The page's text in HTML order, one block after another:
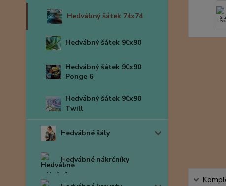
Hedvábný šátek 74x74
Hedvábný šátek 90x90
Hedvábný šátek 90x90
Ponge 6
Hedvábný šátek 90x90
Twill
Hedvábné šály
Hedvábné nákrčníky